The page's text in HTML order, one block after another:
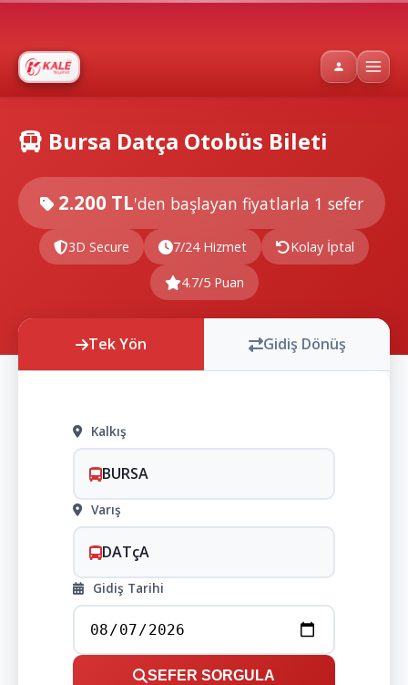
Bursa Datça Otobüs Bileti
2.200 TL'den başlayan fiyatlarla 1 sefer
3D Secure 7/24 Hizmet Kolay İptal
4.7/5 Puan
Tek Yön Gidiş Dönüş
Kalkış
BURSA
Varış
DATçA
Gidiş Tarihi
SEFER SORGULA